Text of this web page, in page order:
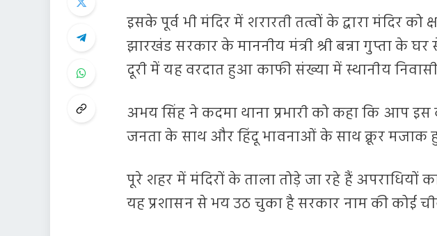
इसके पूर्व भी मंदिर में शरारती तत्वों के द्वारा मंदिर
झारखंड सरकार के माननीय मंत्री श्री बन्ना गुप्ता के
दूरी में यह वरदात हुआ काफी संख्या में स्थानीय
अभय सिंह ने कदमा थाना प्रभारी को कहा कि आप
जनता के साथ और हिंदू भावनाओं के साथ क्रूर मजाक
पूरे शहर में मंदिरों के ताला तोड़े जा रहे हैं
यह प्रशासन से भय उठ चुका है सरकार नाम की कोई